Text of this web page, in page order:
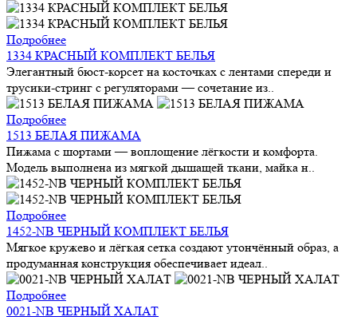
Подробнее
1334 КРАСНЫЙ КОМПЛЕКТ БЕЛЬЯ
Элегантный бюст-корсет на косточках с лентами спереди и
трусики-стринг с регуляторами — сочетание из..
Подробнее
1513 БЕЛАЯ ПИЖАМА
Пижама с шортами — воплощение лёгкости и комфорта.
Модель выполнена из мягкой дышащей ткани, майка н..
Подробнее
1452-NB ЧЕРНЫЙ КОМПЛЕКТ БЕЛЬЯ
Мягкое кружево и лёгкая сетка создают утончённый образ, а
продуманная конструкция обеспечивает идеал..
Подробнее
0021-NB ЧЕРНЫЙ ХАЛАТ